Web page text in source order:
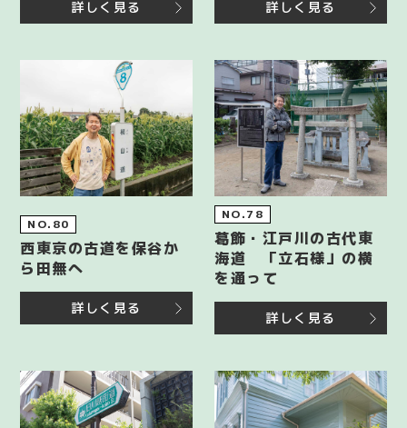
詳しく見る 詳しく見る
NO.80
西東京の古道を保谷か
ら田無へ
詳しく見る
NO.78
葛飾・江戸川の古代東
海道 「立石様」の横
を通って
詳しく見る